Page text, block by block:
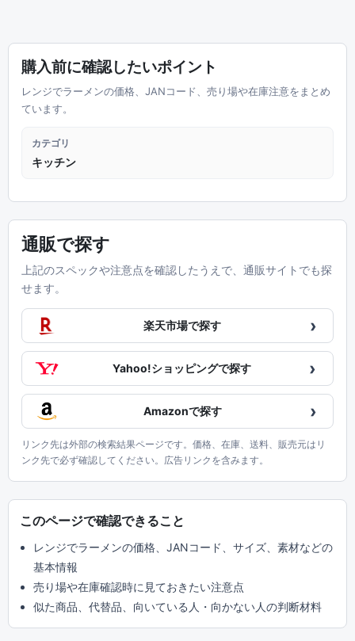
購入前に確認したいポイント
レンジでラーメンの価格、JANコード、売り場や在庫注意をまとめ
ています。
カテゴリ
キッチン
通販で探す
上記のスペックや注意点を確認したうえで、通販サイトでも探
せます。
楽天市場で探す ›
Yahoo!ショッピングで探す ›
Amazonで探す ›
リンク先は外部の検索結果ページです。価格、在庫、送料、販売元はリ
ンク先で必ず確認してください。広告リンクを含みます。
このページで確認できること
レンジでラーメンの価格、JANコード、サイズ、素材などの
基本情報
売り場や在庫確認時に見ておきたい注意点
似た商品、代替品、向いている人・向かない人の判断材料